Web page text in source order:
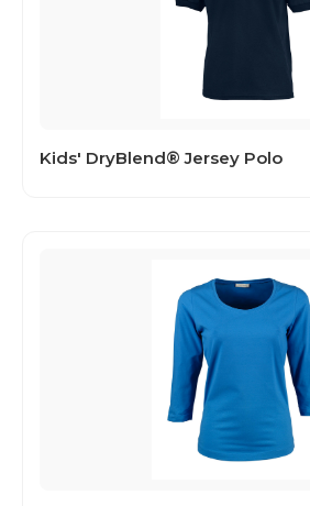
Kids' DryBlend® Jersey Polo